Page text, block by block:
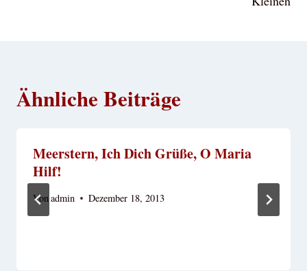
Ähnliche Beiträge
Meerstern, Ich Dich Grüße, O Maria
Hilf!
Vonadmin Dezember 18, 2013